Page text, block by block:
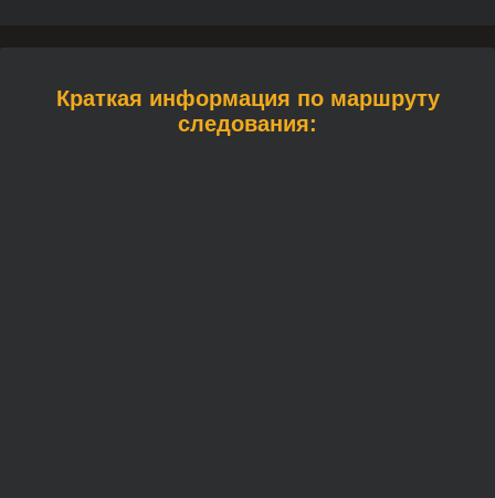
Краткая информация по маршруту
следования: